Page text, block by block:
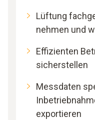
Lüftung
nehmen und
Effizienten
sicherstellen
Messdaten
exportieren